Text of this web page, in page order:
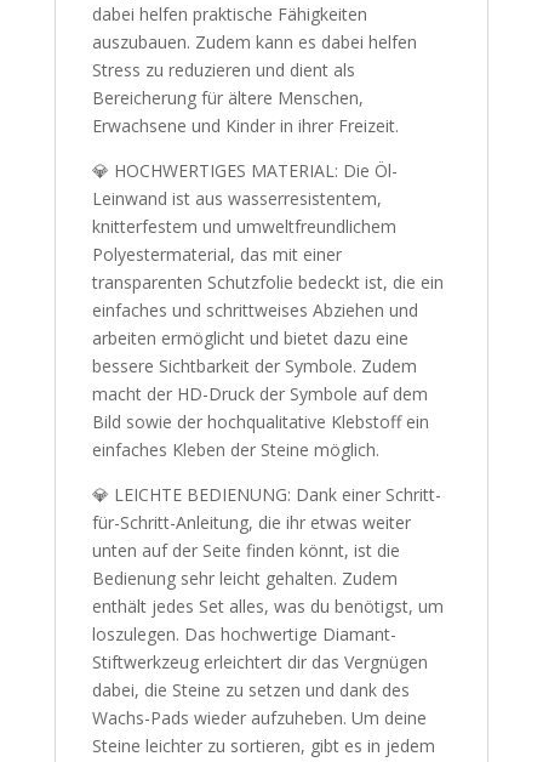
dabei helfen praktische Fähigkeiten
auszubauen. Zudem kann es dabei helfen
Stress zu reduzieren und dient als
Bereicherung für ältere Menschen,
Erwachsene und Kinder in ihrer Freizeit.
💎 HOCHWERTIGES MATERIAL: Die Öl-
Leinwand ist aus wasserresistentem,
knitterfestem und umweltfreundlichem
Polyestermaterial, das mit einer
transparenten Schutzfolie bedeckt ist, die ein
einfaches und schrittweises Abziehen und
arbeiten ermöglicht und bietet dazu eine
bessere Sichtbarkeit der Symbole. Zudem
macht der HD-Druck der Symbole auf dem
Bild sowie der hochqualitative Klebstoff ein
einfaches Kleben der Steine möglich.
💎 LEICHTE BEDIENUNG: Dank einer Schritt-
für-Schritt-Anleitung, die ihr etwas weiter
unten auf der Seite finden könnt, ist die
Bedienung sehr leicht gehalten. Zudem
enthält jedes Set alles, was du benötigst, um
loszulegen. Das hochwertige Diamant-
Stiftwerkzeug erleichtert dir das Vergnügen
dabei, die Steine zu setzen und dank des
Wachs-Pads wieder aufzuheben. Um deine
Steine leichter zu sortieren, gibt es in jedem